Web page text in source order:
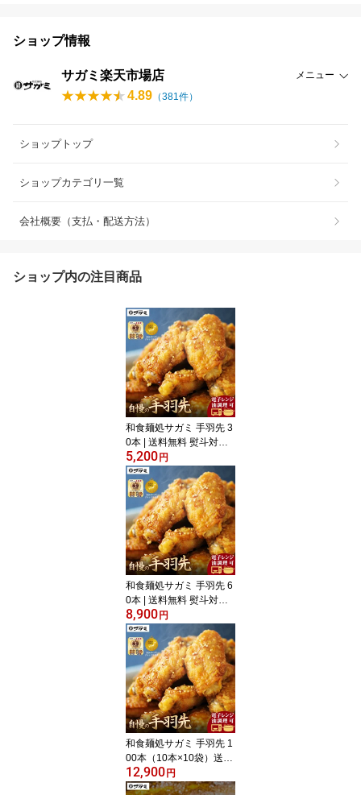
ショップ情報
サガミ楽天市場店 メニュー
4.89 （381件）
ショップトップ
ショップカテゴリ一覧
会社概要（支払・配送方法）
ショップ内の注目商品
和食麺処サガミ 手羽先 3
0本 | 送料無料 熨斗対応 |
レンジ調理 時短 手羽中
鶏手羽 からあげ 名古屋
名物 お取り寄せ グルメ
ギフト 冷凍 【手羽先サ
ミット殿堂入り】 【202
6年3月 ジャパンフード
セレクション グランプ
リ受賞!! 】
5,200 円
和食麺処サガミ 手羽先 6
0本 | 送料無料 熨斗対応 |
レンジ調理 可能 手羽中
鶏手羽 からあげ 名古屋
名物 お取り寄せ グルメ
ギフト 冷凍【手羽先サミ
ット殿堂入り】 【2026
年3月 ジャパンフード
セレクション グランプ
リ受賞!! 】
8,900 円
和食麺処サガミ 手羽先 1
00本（10本×10袋）送料
無料 熨斗対応 レンジ調
理 手羽中 鶏手羽 からあ
12,900 円